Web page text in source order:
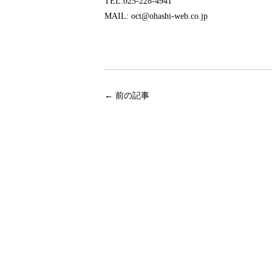
MAIL: oct@ohashi-web.co.jp
← 前の記事